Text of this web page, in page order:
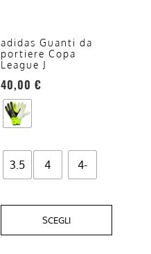
adidas Guanti da
portiere Copa
League J
40,00 €
3.5 4 4-
SCEGLI
opzioni
possono
essere
scelte
nella
pagina
prodotto